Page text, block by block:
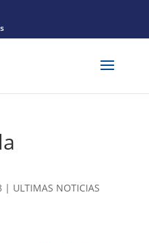
| ULTIMAS NOTICIAS